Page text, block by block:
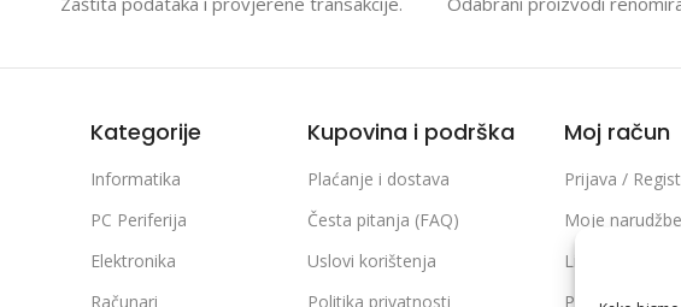
Kategorije
Informatika
PC Periferija
Elektronika
Računari
Kupovina i podrška
Plaćanje i dostava
Česta pitanja (FAQ)
Uslovi korištenja
Politika privatnosti
Moj račun
Prijava /
Moje narudžbe
Lista želja
Poređenje